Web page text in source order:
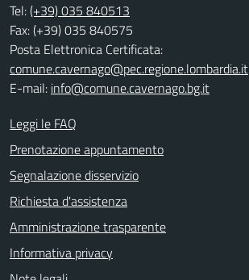
Tel:(+39) 035 840513
Fax: (+39) 035 840575
Posta Elettronica Certificata:
comune.cavernago@pec.regione.lombardia.it
E-mail: info@comune.cavernago.bg.it
Leggi le FAQ
Prenotazione appuntamento
Segnalazione disservizio
Richiesta d'assistenza
Amministrazione trasparente
Informativa privacy